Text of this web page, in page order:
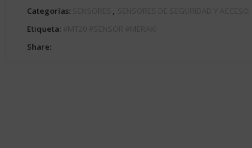
Categorías:
Etiqueta:
Share: